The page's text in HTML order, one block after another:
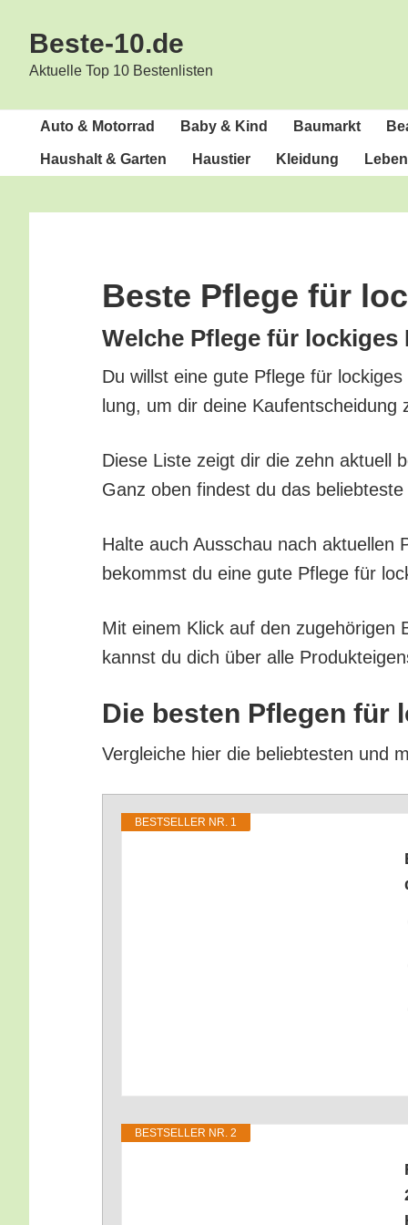
Hauptnavigation
springen
Inhalt
springen
Beste-10.de
Aktuelle Top 10 Bestenlisten
Auto & Motorrad Baby & Kind Bau­markt
Haus­halt & Garten Haus­tier Klei­dung
Bes­te Pfle­ge für
Wel­che Pfle­ge für locki­ges
Du willst eine gute Pfle­ge für
lung, um dir dei­ne
Die­se Lis­te zeigt dir die zehn aktu­ell
Ganz oben fin­dest du das
Hal­te auch Aus­schau nach aktu­el­len
bekommst du eine gute Pfle­ge für
Mit einem Klick auf den zuge­hö­ri­gen
kannst du dich über alle
Die bes­ten Pfle­gen für
Ver­glei­che hier die belieb­tes­ten und
BEST­SEL­LER NR. 1
BEST­SEL­LER NR. 2